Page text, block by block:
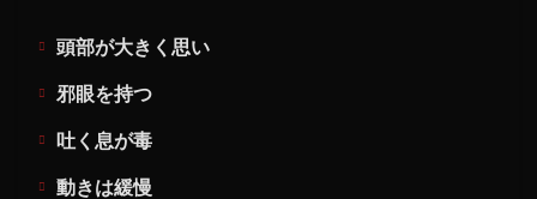
頭部が大きく思い
邪眼を持つ
吐く息が毒
動きは緩慢